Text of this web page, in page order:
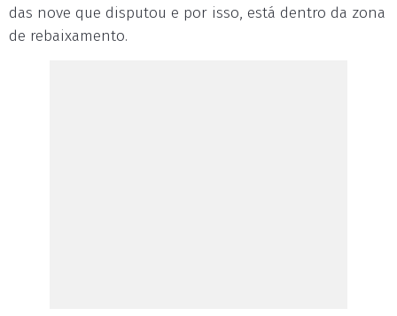
das nove que disputou e por isso, está dentro da zona
de rebaixamento.